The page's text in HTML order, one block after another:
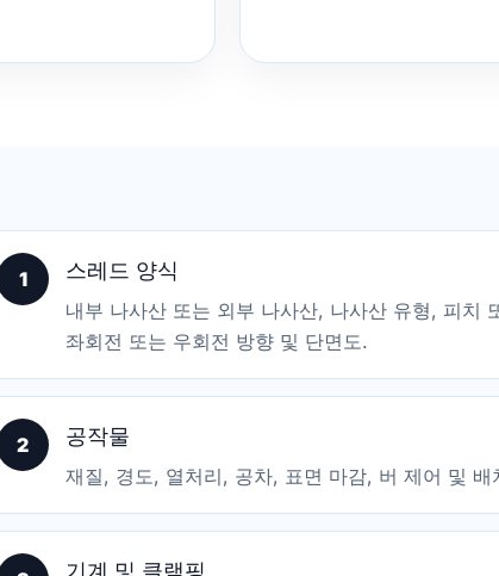
1 스레드 양식
내부 나사산 또는 외부 나사산, 나사산 유형, 피치
좌회전 또는 우회전 방향 및 단면도.
2 공작물
재질, 경도, 열처리, 공차, 표면 마감, 버 제어 및 배
기계 및 클램핑